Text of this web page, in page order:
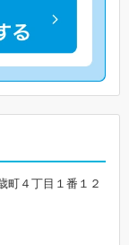
町４丁目１番１２